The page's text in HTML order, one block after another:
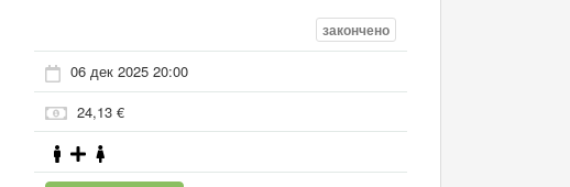
закончено
06 дек 2025 20:00
24,13 €